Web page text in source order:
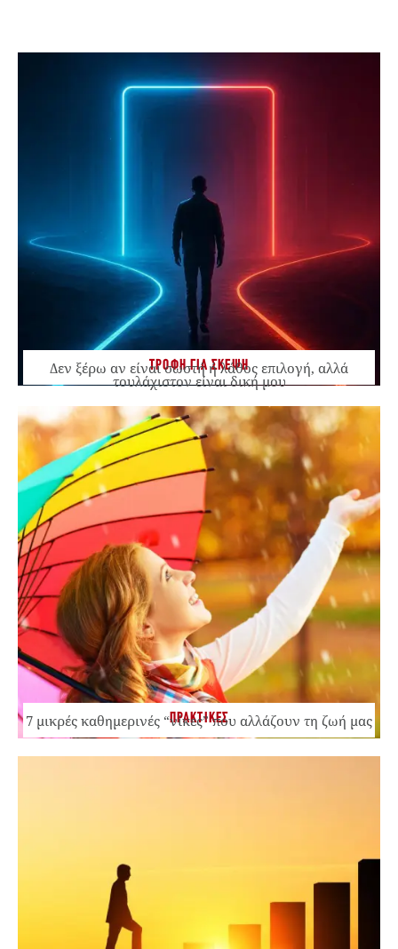
ΤΡΟΦΗ ΓΙΑ ΣΚΕΨΗ
Δεν ξέρω αν είναι σωστή ή λάθος επιλογή, αλλά
τουλάχιστον είναι δική μου
ΠΡΑΚΤΙΚΕΣ
7 μικρές καθημερινές “νίκες” που αλλάζουν τη ζωή μας